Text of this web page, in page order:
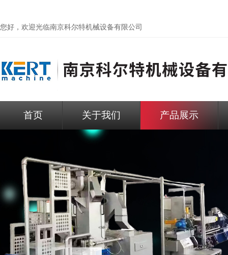
您好，欢迎光临南京科尔特机械设备有限公司
首页 关于我们 产品展示